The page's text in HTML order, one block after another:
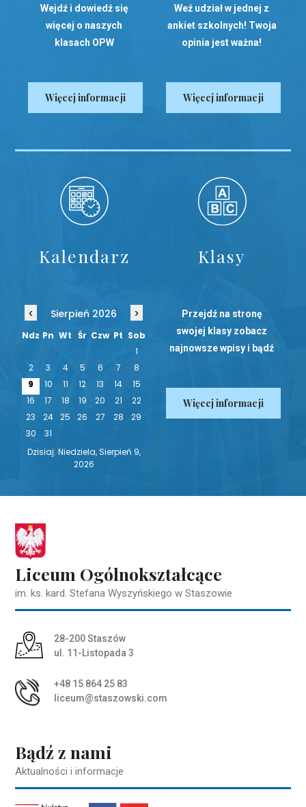
Wejdź i dowiedź się
więcej o naszych
klasach OPW
Więcej informacji
Weź udział w jednej z
ankiet szkolnych! Twoja
opinia jest ważna!
Więcej informacji
Kalendarz
‹ Sierpień 2026 ›
Ndz Pn Wt Śr Czw Pt Sob
1
2
3 4 5 6 7
8
9
10 11 12 13 14
15
16
17 18 19 20 21
22
23
24 25 26 27 28
29
30
31
Dzisiaj: Niedziela, Sierpień 9,
2026
Klasy
Przejdź na stronę
swojej klasy zobacz
najnowsze wpisy i bądź
Więcej informacji
Liceum Ogólnokształcące
im. ks. kard. Stefana Wyszyńskiego w Staszowie
Adres pocztowy:
28-200 Staszów
ul. 11-Listopada 3
+48 15 864 25 83
liceum@staszowski.com
Bądź z nami
Aktualności i informacje